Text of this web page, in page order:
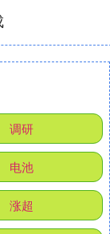
调研
电池
涨超